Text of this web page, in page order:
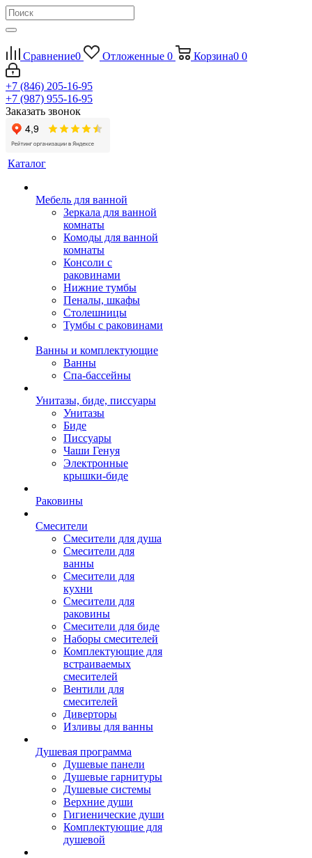
Сравнение0 Отложенные 0 Корзина0 0
+7 (846) 205-16-95
+7 (987) 955-16-95
Заказать звонок
Каталог
Мебель для ванной
Зеркала для ванной
комнаты
Комоды для ванной
комнаты
Консоли с
раковинами
Нижние тумбы
Пеналы, шкафы
Столешницы
Тумбы с раковинами
Ванны и комплектующие
Ванны
Спа-бассейны
Унитазы, биде, писсуары
Унитазы
Биде
Писсуары
Чаши Генуя
Электронные
крышки-биде
Раковины
Смесители
Смесители для душа
Смесители для
ванны
Смесители для
кухни
Смесители для
раковины
Смесители для биде
Наборы смесителей
Комплектующие для
встраиваемых
смесителей
Вентили для
смесителей
Диверторы
Изливы для ванны
Душевая программа
Душевые панели
Душевые гарнитуры
Душевые системы
Верхние души
Гигиенические души
Комплектующие для
душевой